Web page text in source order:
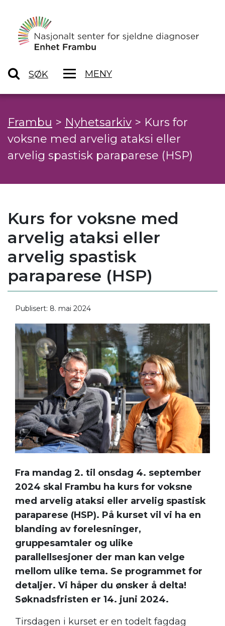
SØK MENY
Frambu > Nyhetsarkiv > Kurs for
voksne med arvelig ataksi eller
arvelig spastisk paraparese (HSP)
Kurs for voksne med
arvelig ataksi eller
arvelig spastisk
paraparese (HSP)
Publisert: 8. mai 2024
Fra mandag 2. til onsdag 4. september
2024 skal Frambu ha kurs for voksne
med arvelig ataksi eller arvelig spastisk
paraparese (HSP). På kurset vil vi ha en
blanding av forelesninger,
gruppesamtaler og ulike
parallellsesjoner der man kan velge
mellom ulike tema. Se programmet for
detaljer. Vi håper du ønsker å delta!
Søknadsfristen er 14. juni 2024.
Tirsdagen i kurset er en todelt fagdag